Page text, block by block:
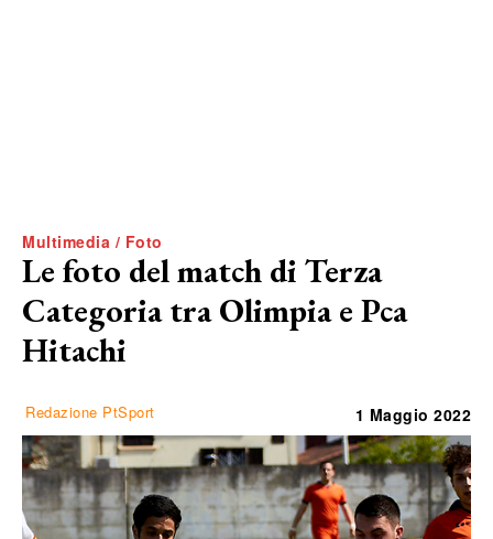
Multimedia / Foto
Le foto del match di Terza
Categoria tra Olimpia e Pca
Hitachi
Redazione PtSport 1 Maggio 2022